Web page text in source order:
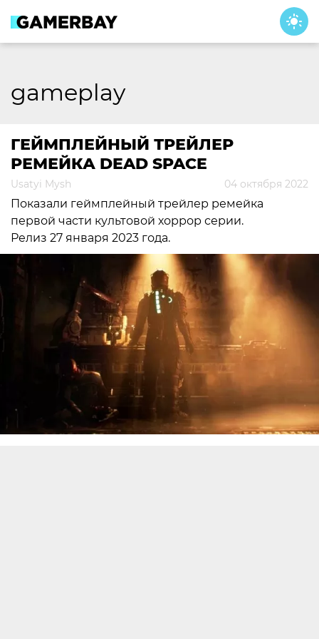
content
gameplay
ГЕЙМПЛЕЙНЫЙ ТРЕЙЛЕР
РЕМЕЙКА DEAD SPACE
Usatyi Mysh 04 октября 2022
Показали геймплейный трейлер ремейка
первой части культовой хоррор серии.
Релиз 27 января 2023 года.